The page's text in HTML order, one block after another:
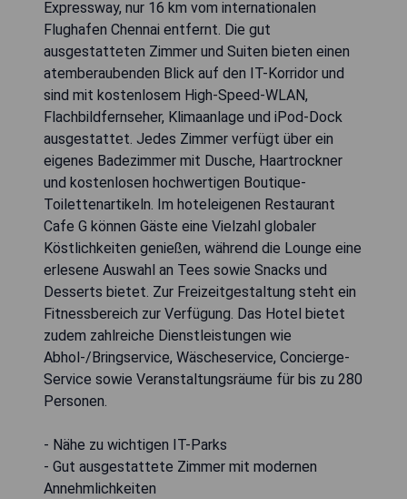
Expressway, nur 16 km vom internationalen
Flughafen Chennai entfernt. Die gut
ausgestatteten Zimmer und Suiten bieten einen
atemberaubenden Blick auf den IT-Korridor und
sind mit kostenlosem High-Speed-WLAN,
Flachbildfernseher, Klimaanlage und iPod-Dock
ausgestattet. Jedes Zimmer verfügt über ein
eigenes Badezimmer mit Dusche, Haartrockner
und kostenlosen hochwertigen Boutique-
Toilettenartikeln. Im hoteleigenen Restaurant
Cafe G können Gäste eine Vielzahl globaler
Köstlichkeiten genießen, während die Lounge eine
erlesene Auswahl an Tees sowie Snacks und
Desserts bietet. Zur Freizeitgestaltung steht ein
Fitnessbereich zur Verfügung. Das Hotel bietet
zudem zahlreiche Dienstleistungen wie
Abhol-/Bringservice, Wäscheservice, Concierge-
Service sowie Veranstaltungsräume für bis zu 280
Personen.
- Nähe zu wichtigen IT-Parks
- Gut ausgestattete Zimmer mit modernen
Annehmlichkeiten